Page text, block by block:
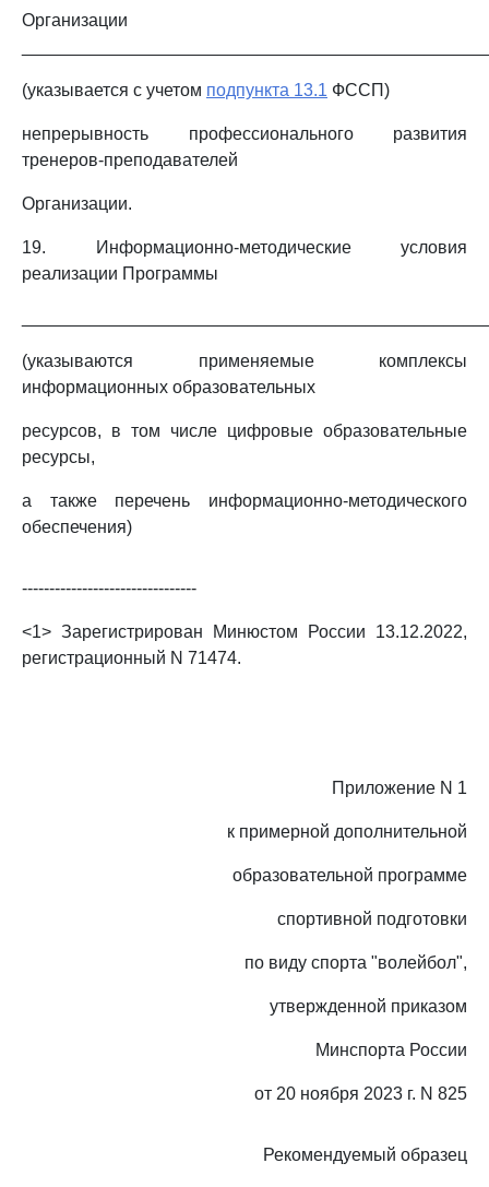
Организации
(указывается с учетом подпункта 13.1 ФССП)
непрерывность профессионального развития
тренеров-преподавателей
Организации.
19. Информационно-методические условия
реализации Программы
(указываются применяемые комплексы
информационных образовательных
ресурсов, в том числе цифровые образовательные
ресурсы,
а также перечень информационно-методического
обеспечения)
--------------------------------
<1> Зарегистрирован Минюстом России 13.12.2022,
регистрационный N 71474.
Приложение N 1
к примерной дополнительной
образовательной программе
спортивной подготовки
по виду спорта "волейбол",
утвержденной приказом
Минспорта России
от 20 ноября 2023 г. N 825
Рекомендуемый образец